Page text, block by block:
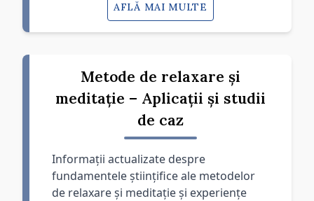
AFLĂ MAI MULTE
Metode de relaxare și
meditație – Aplicații și studii
de caz
Informații actualizate despre
fundamentele științifice ale metodelor
de relaxare și meditație și experiențe